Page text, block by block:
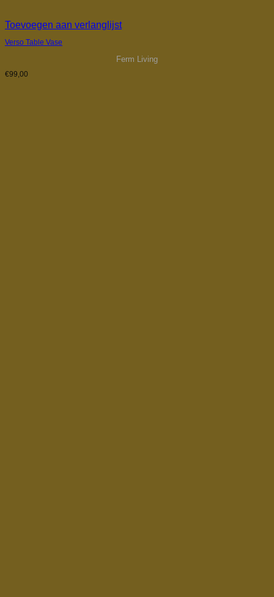
Toevoegen aan verlanglijst
Verso Table Vase
Ferm Living
€99,00